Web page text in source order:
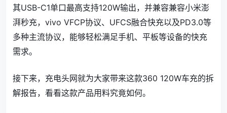
其USB-C1单口最高支持120W输出，并兼容兼容小米澎
湃秒充，vivo VFCP协议、UFCS融合快充以及PD3.0等
多种主流协议，能够轻松满足手机、平板等设备的快充
需求。
接下来，充电头网就为大家带来这款360 120W车充的拆
解报告，看看这款产品用料究竟如何。